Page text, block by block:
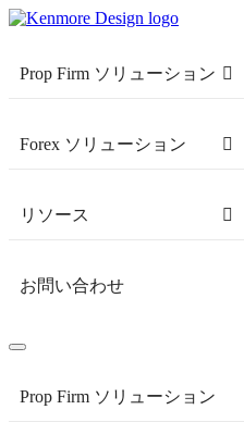
Prop Firm ソリューション
Forex ソリューション
リソース
お問い合わせ
Prop Firm ソリューション